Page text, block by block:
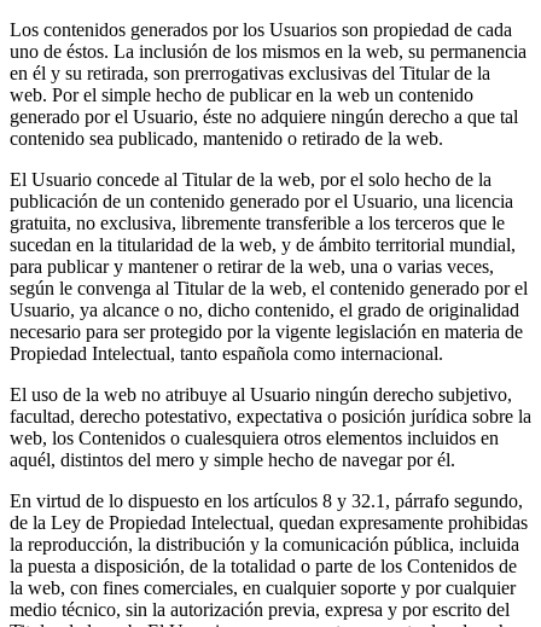
Los contenidos generados por los Usuarios son propiedad de cada
uno de éstos. La inclusión de los mismos en la web, su permanencia
en él y su retirada, son prerrogativas exclusivas del Titular de la
web. Por el simple hecho de publicar en la web un contenido
generado por el Usuario, éste no adquiere ningún derecho a que tal
contenido sea publicado, mantenido o retirado de la web.
El Usuario concede al Titular de la web, por el solo hecho de la
publicación de un contenido generado por el Usuario, una licencia
gratuita, no exclusiva, libremente transferible a los terceros que le
sucedan en la titularidad de la web, y de ámbito territorial mundial,
para publicar y mantener o retirar de la web, una o varias veces,
según le convenga al Titular de la web, el contenido generado por el
Usuario, ya alcance o no, dicho contenido, el grado de originalidad
necesario para ser protegido por la vigente legislación en materia de
Propiedad Intelectual, tanto española como internacional.
El uso de la web no atribuye al Usuario ningún derecho subjetivo,
facultad, derecho potestativo, expectativa o posición jurídica sobre la
web, los Contenidos o cualesquiera otros elementos incluidos en
aquél, distintos del mero y simple hecho de navegar por él.
En virtud de lo dispuesto en los artículos 8 y 32.1, párrafo segundo,
de la Ley de Propiedad Intelectual, quedan expresamente prohibidas
la reproducción, la distribución y la comunicación pública, incluida
la puesta a disposición, de la totalidad o parte de los Contenidos de
la web, con fines comerciales, en cualquier soporte y por cualquier
medio técnico, sin la autorización previa, expresa y por escrito del